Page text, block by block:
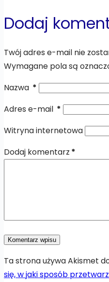
Dodaj
Twój adres e-mail nie
Wymagane pola są
Nazwa *
Adres e-mail *
Witryna internetowa
Dodaj komentarz *
Komentarz wpisu
Ta strona używa Akismet
się, w jaki sposób